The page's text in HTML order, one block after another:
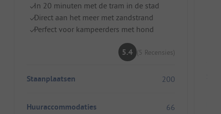
In 20 minuten met de tram in de stad
Direct aan het meer met zandstrand
Perfect voor kampeerders met hond
5.4 (5 Recensies)
Staanplaatsen 200
Huuraccommodaties 66